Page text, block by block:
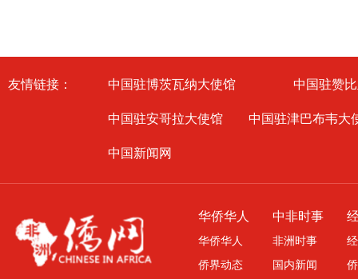
友情链接： 中国驻博茨瓦纳大使馆
中国驻赞
中国驻安哥拉大使馆
中国驻津巴布韦大
中国新闻网
华侨华人
华侨华人
侨界动态
中非时事
非洲时事
国内新闻